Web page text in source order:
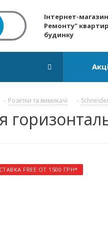
Інтернет-
Ремонту"
будинку
- Розетки та вимикачі -
FREE ОТ 1500 ГРН*